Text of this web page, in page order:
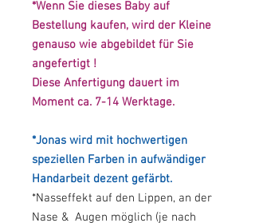
*Wenn Sie dieses Baby auf
Bestellung kaufen, wird der Kleine
genauso wie abgebildet für Sie
angefertigt !
Diese Anfertigung dauert im
Moment ca. 7-14 Werktage.
*Jonas wird mit hochwertigen
speziellen Farben in aufwändiger
Handarbeit dezent gefärbt.
*Nasseffekt auf den Lippen, an der
Nase & Augen möglich (je nach